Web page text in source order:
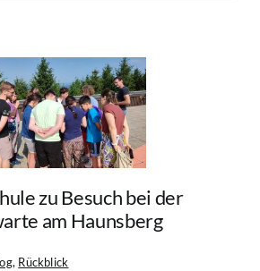
zu Besuch bei der
am Haunsberg
, Rückblick